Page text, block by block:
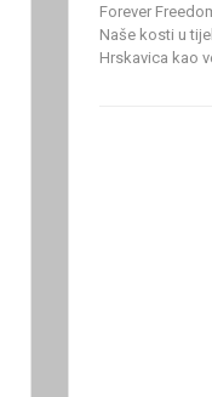
Forever
Naše kosti u
Hrskavica kao